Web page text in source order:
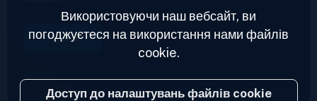
Увійти
Використовуючи наш вебсайт, ви
погоджуєтеся на використання нами файлів
cookie.
Доступ до налаштувань файлів cookie